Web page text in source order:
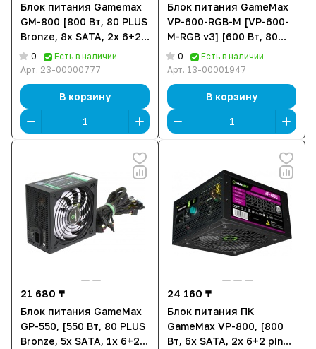
Блок питания Gamemax
GM-800 [800 Вт, 80 PLUS
Bronze, 8x SATA, 2x 6+2
pin PCIe, 1x 4+4 pin CPU,
EPS12V]
0
Есть в наличии
Арт. 23-00000777
В корзину
Блок питания GameMax
VP-600-RGB-M [VP-600-
M-RGB v3] [600 Вт, 80
PLUS Bronze, 6x SATA, 2x
6+2 pin PCIe, 1x 4+4 pin
0
Есть в наличии
Арт. 13-00001947
В корзину
21 680 ₸
Блок питания GameMax
GP-550, [550 Вт, 80 PLUS
Bronze, 5x SATA, 1x 6+2
24 160 ₸
Блок питания ПК
GameMax VP-800, [800
Вт, 6x SATA, 2x 6+2 pin